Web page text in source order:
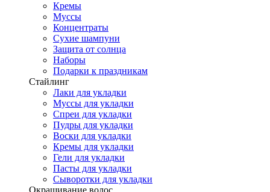
Кремы
Муссы
Концентраты
Сухие шампуни
Защита от солнца
Наборы
Подарки к праздникам
Стайлинг
Лаки для укладки
Муссы для укладки
Спреи для укладки
Пудры для укладки
Воски для укладки
Кремы для укладки
Гели для укладки
Пасты для укладки
Сыворотки для укладки